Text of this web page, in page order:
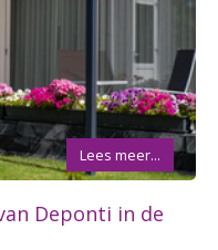
Deponti in de
Lees meer...